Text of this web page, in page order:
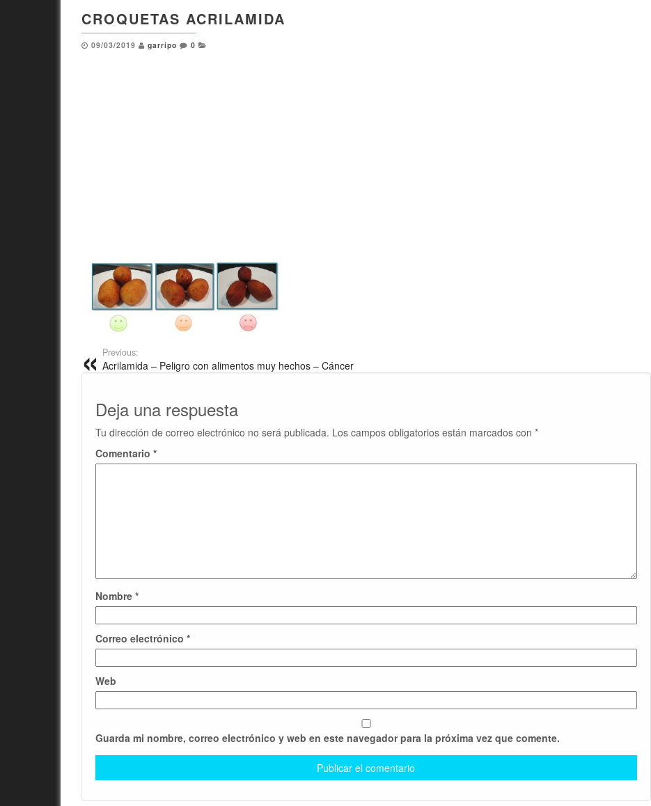
CROQUETAS ACRILAMIDA
09/03/2019 garripo 0
Previous:
Acrilamida – Peligro con alimentos muy hechos – Cáncer
Deja una respuesta
Tu dirección de correo electrónico no será publicada. Los campos obligatorios están marcados con *
Comentario *
Nombre *
Correo electrónico *
Web
Guarda mi nombre, correo electrónico y web en este navegador para la próxima vez que comente.